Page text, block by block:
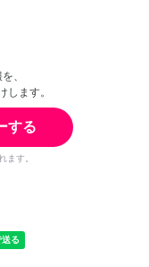
、
します。
する
ます。